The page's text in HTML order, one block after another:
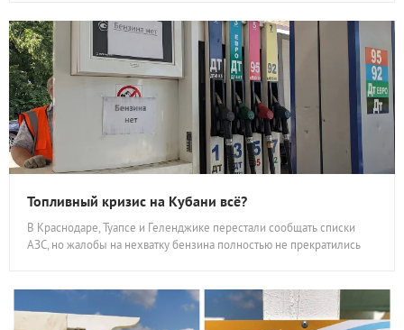
Топливный кризис на Кубани всё?
В Краснодаре, Туапсе и Геленджике перестали сообщать списки
АЗС, но жалобы на нехватку бензина полностью не прекратились